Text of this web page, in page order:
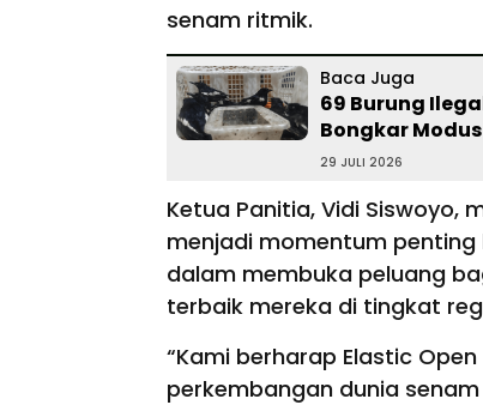
senam ritmik.
Baca Juga
69 Burung
Bongkar
29 JULI 2026
Ketua Panitia, Vidi Siswoyo,
menjadi momentum
dalam membuka peluang
terbaik mereka di tingkat
“Kami berharap Elastic
perkembangan dunia